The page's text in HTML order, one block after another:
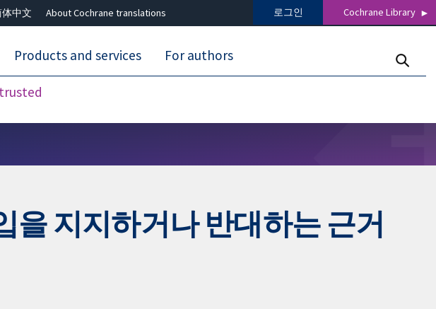
中文 About Cochrane translations 로그인 Cochrane Library
Products and services For authors
을 지지하거나 반대하는 근거